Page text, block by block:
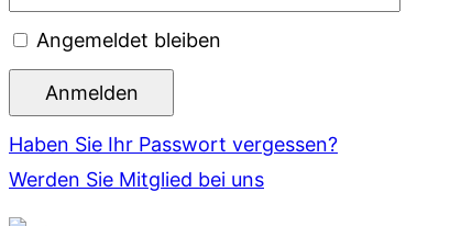
Angemeldet bleiben
Haben Sie Ihr Passwort vergessen?
Werden Sie Mitglied bei uns